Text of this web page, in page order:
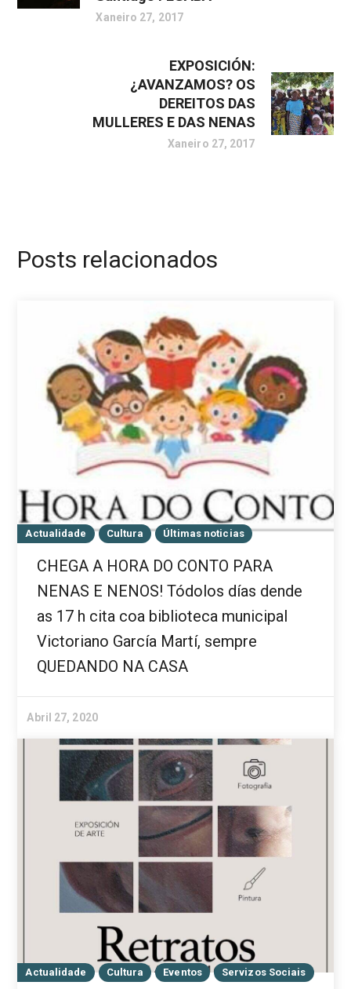
Xaneiro 27, 2017
EXPOSICIÓN:
¿AVANZAMOS? OS
DEREITOS DAS
MULLERES E DAS NENAS
Xaneiro 27, 2017
Posts relacionados
Actualidade Cultura Últimas noticias
CHEGA A HORA DO CONTO PARA
NENAS E NENOS! Tódolos días dende
as 17 h cita coa biblioteca municipal
Victoriano García Martí, sempre
QUEDANDO NA CASA
Abril 27, 2020
Actualidade Cultura Eventos Servizos Sociais